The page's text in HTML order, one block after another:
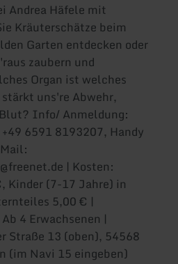
Andrea Häfele mit
Kräuterschätze beim
Garten entdecken oder
zaubern und
Organ ist welches
uns're Abwehr,
Info/ Anmeldung:
6591 8193207, Handy
| Kosten:
Kinder (7-17 Jahre) in
5,00 € |
4 Erwachsenen |
Straße 13 (oben), 54568
(im Navi 15 eingeben)